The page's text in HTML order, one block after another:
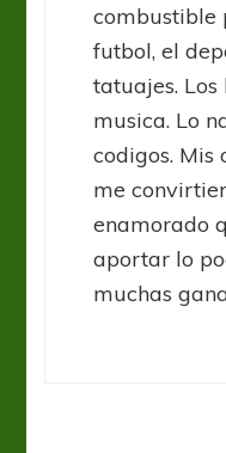
combustible
futbol, el
tatuajes. Los
musica. Lo
codigos. Mis
me
enamorado
aportar lo
muchas